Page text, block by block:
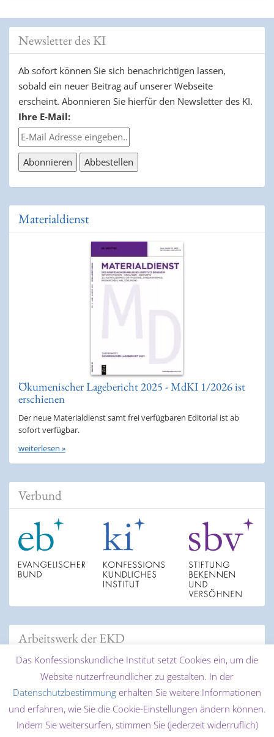
Newsletter des KI
Ab sofort können Sie sich benachrichtigen lassen,
sobald ein neuer Beitrag auf unserer Webseite
erscheint. Abonnieren Sie hierfür den Newsletter des KI.
Ihre E-Mail:
Materialdienst
Ökumenischer Lagebericht 2025 - MdKI 1/2026 ist
erschienen
Der neue Materialdienst samt frei verfügbaren Editorial ist ab
sofort verfügbar.
weiterlesen »
Verbund
Arbeitswerk der EKD
Das Konfessionskundliche Institut setzt Cookies ein, um die
Website nutzerfreundlicher zu gestalten. In der
Datenschutzbestimmung erhalten Sie weitere Informationen
und erfahren, wie Sie die Cookie-Einstellungen ändern können.
Indem Sie weitersurfen, stimmen Sie (jederzeit widerruflich)